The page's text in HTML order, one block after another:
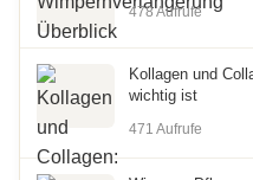
478 Aufrufe
Kollagen und
wichtig ist
471 Aufrufe